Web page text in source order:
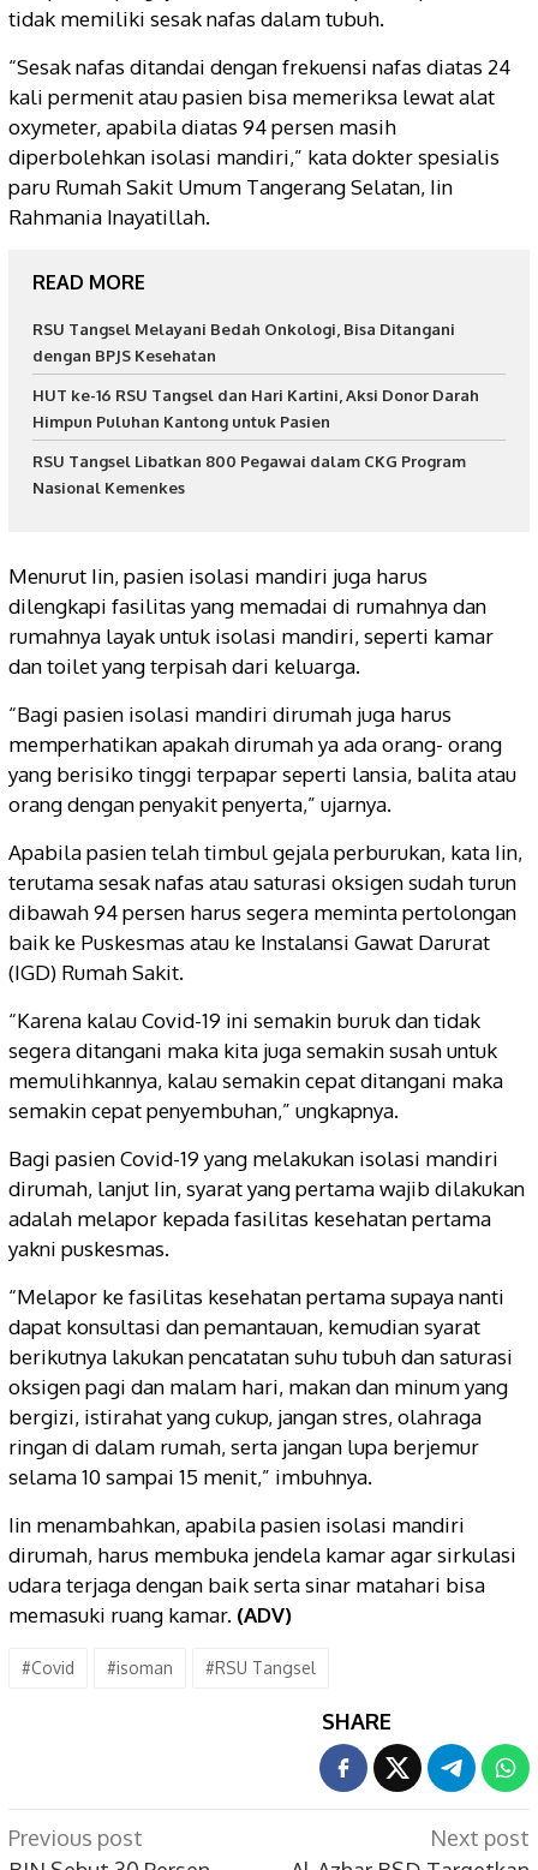
tidak memiliki sesak nafas dalam tubuh.
“Sesak nafas ditandai dengan frekuensi nafas diatas 24
kali permenit atau pasien bisa memeriksa lewat alat
oxymeter, apabila diatas 94 persen masih
diperbolehkan isolasi mandiri,” kata dokter spesialis
paru Rumah Sakit Umum Tangerang Selatan, Iin
Rahmania Inayatillah.
READ MORE
RSU Tangsel Melayani Bedah Onkologi, Bisa Ditangani
dengan BPJS Kesehatan
HUT ke-16 RSU Tangsel dan Hari Kartini, Aksi Donor Darah
Himpun Puluhan Kantong untuk Pasien
RSU Tangsel Libatkan 800 Pegawai dalam CKG Program
Nasional Kemenkes
Menurut Iin, pasien isolasi mandiri juga harus
dilengkapi fasilitas yang memadai di rumahnya dan
rumahnya layak untuk isolasi mandiri, seperti kamar
dan toilet yang terpisah dari keluarga.
“Bagi pasien isolasi mandiri dirumah juga harus
memperhatikan apakah dirumah ya ada orang- orang
yang berisiko tinggi terpapar seperti lansia, balita atau
orang dengan penyakit penyerta,” ujarnya.
Apabila pasien telah timbul gejala perburukan, kata Iin,
terutama sesak nafas atau saturasi oksigen sudah turun
dibawah 94 persen harus segera meminta pertolongan
baik ke Puskesmas atau ke Instalansi Gawat Darurat
(IGD) Rumah Sakit.
“Karena kalau Covid-19 ini semakin buruk dan tidak
segera ditangani maka kita juga semakin susah untuk
memulihkannya, kalau semakin cepat ditangani maka
semakin cepat penyembuhan,” ungkapnya.
Bagi pasien Covid-19 yang melakukan isolasi mandiri
dirumah, lanjut Iin, syarat yang pertama wajib dilakukan
adalah melapor kepada fasilitas kesehatan pertama
yakni puskesmas.
“Melapor ke fasilitas kesehatan pertama supaya nanti
dapat konsultasi dan pemantauan, kemudian syarat
berikutnya lakukan pencatatan suhu tubuh dan saturasi
oksigen pagi dan malam hari, makan dan minum yang
bergizi, istirahat yang cukup, jangan stres, olahraga
ringan di dalam rumah, serta jangan lupa berjemur
selama 10 sampai 15 menit,” imbuhnya.
Iin menambahkan, apabila pasien isolasi mandiri
dirumah, harus membuka jendela kamar agar sirkulasi
udara terjaga dengan baik serta sinar matahari bisa
memasuki ruang kamar. (ADV)
#Covid #isoman #RSU Tangsel
SHARE
Post
Previous post
Next post